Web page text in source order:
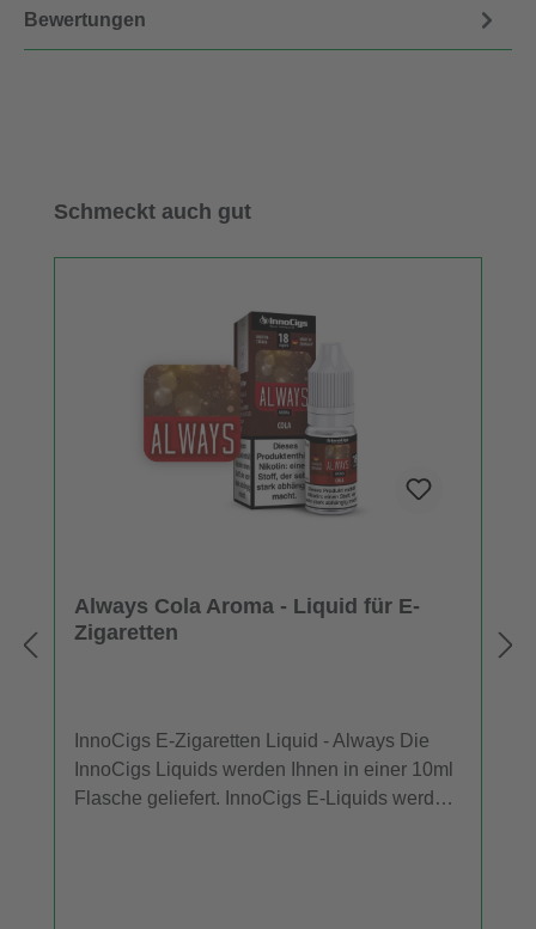
Bewertungen
Produktgalerie überspringen
Schmeckt auch gut
Always Cola Aroma - Liquid für E-
Zigaretten
InnoCigs E-Zigaretten Liquid - Always Die
InnoCigs Liquids werden Ihnen in einer 10ml
Flasche geliefert. InnoCigs E-Liquids werden